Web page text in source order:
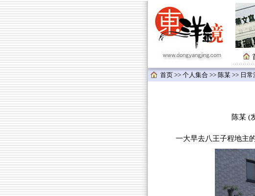
首页 >> 个人集合 >> 陈某 >> 日常
陈某 (
一大早去八王子程地主的